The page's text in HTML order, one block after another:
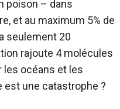
poison – dans
et au maximum 5% de
seulement 20
rajoute 4 molécules
les océans et les
est une catastrophe ?